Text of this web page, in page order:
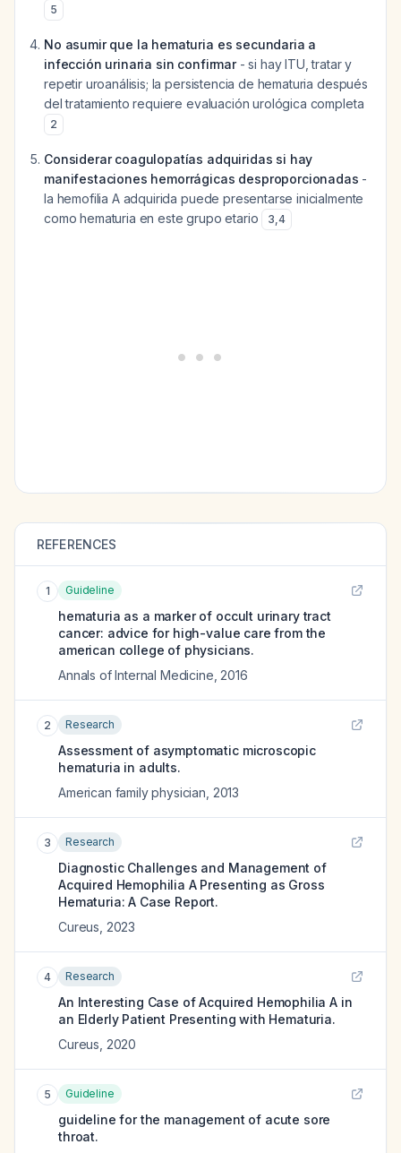
5
No asumir que la hematuria es secundaria a
infección urinaria sin confirmar- si hay ITU, tratar y
repetir uroanálisis; la persistencia de hematuria después
del tratamiento requiere evaluación urológica completa
2
Considerar coagulopatías adquiridas si hay
manifestaciones hemorrágicas desproporcionadas -
la hemofilia A adquirida puede presentarse inicialmente
como hematuria en este grupo etario
3,4
REFERENCES
1 Guideline
hematuria as a marker of occult urinary tract
cancer: advice for high-value care from the
american college of physicians.
Annals of Internal Medicine 2016
2 Research
Assessment of asymptomatic microscopic
hematuria in adults.
American family physician 2013
3 Research
Diagnostic Challenges and Management of
Acquired Hemophilia A Presenting as Gross
Hematuria: A Case Report.
Cureus 2023
4 Research
An Interesting Case of Acquired Hemophilia A in
an Elderly Patient Presenting with Hematuria.
Cureus 2020
5 Guideline
guideline for the management of acute sore
throat.